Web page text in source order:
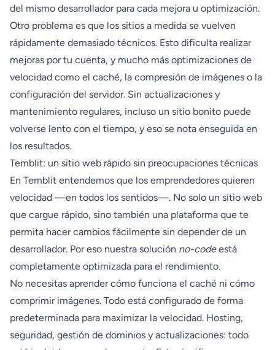
del mismo desarrollador para cada mejora u optimización.
Otro problema es que los sitios a medida se vuelven
rápidamente demasiado técnicos. Esto dificulta realizar
mejoras por tu cuenta, y mucho más optimizaciones de
velocidad como el caché, la compresión de imágenes o la
configuración del servidor. Sin actualizaciones y
mantenimiento regulares, incluso un sitio bonito puede
volverse lento con el tiempo, y eso se nota enseguida en
los resultados.
Temblit: un sitio web rápido sin preocupaciones técnicas
En Temblit entendemos que los emprendedores quieren
velocidad —en todos los sentidos—. No solo un sitio web
que cargue rápido, sino también una plataforma que te
permita hacer cambios fácilmente sin depender de un
desarrollador. Por eso nuestra solución no-codeestá
completamente optimizada para el rendimiento.
No necesitas aprender cómo funciona el caché ni cómo
comprimir imágenes. Todo está configurado de forma
predeterminada para maximizar la velocidad. Hosting,
seguridad, gestión de dominios y actualizaciones: todo